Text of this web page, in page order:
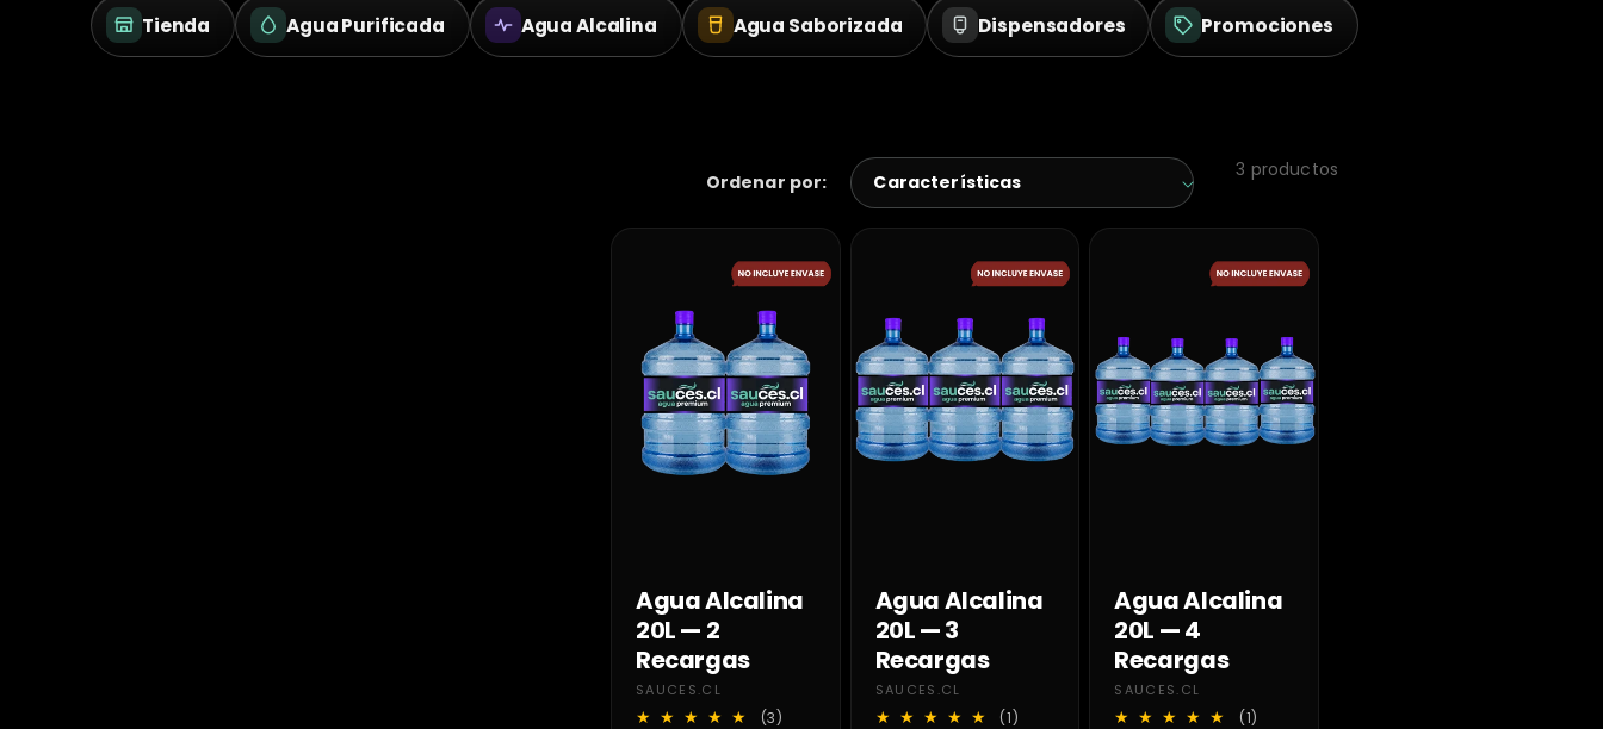
Tienda Agua Purificada Agua Alcalina Agua Saborizada Dispensadores Promociones
Ordenar por:
3 productos
Agua Alcalina
20L — 2
Recargas
Proveedor:
SAUCES.CL
(3)
Agua Alcalina
20L — 3
Recargas
Proveedor:
SAUCES.CL
(1)
Agua Alcalina
20L — 4
Recargas
Proveedor:
SAUCES.CL
(1)